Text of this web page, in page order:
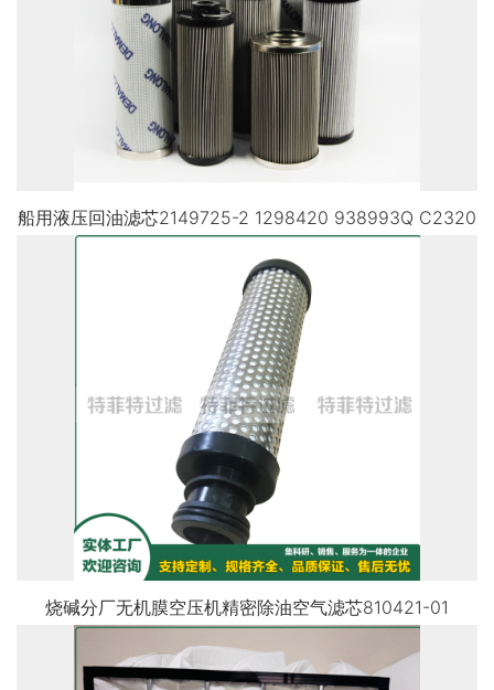
船用液压回油滤芯2149725-2 1298420 938993Q C2320
烧碱分厂无机膜空压机精密除油空气滤芯810421-01